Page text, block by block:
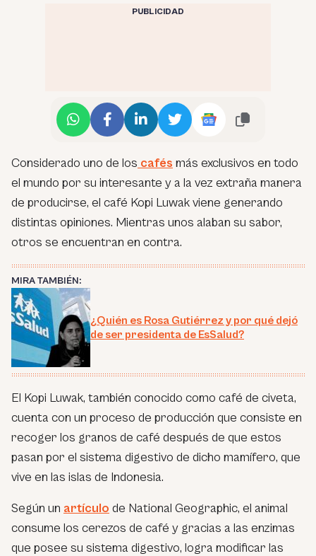
PUBLICIDAD
Considerado uno de los cafés más exclusivos en todo
el mundo por su interesante y a la vez extraña manera
de producirse, el café Kopi Luwak viene generando
distintas opiniones. Mientras unos alaban su sabor,
otros se encuentran en contra.
MIRA TAMBIÉN:
¿Quién es Rosa Gutiérrez y por qué dejó
de ser presidenta de EsSalud?
El Kopi Luwak, también conocido como café de civeta,
cuenta con un proceso de producción que consiste en
recoger los granos de café después de que estos
pasan por el sistema digestivo de dicho mamífero, que
vive en las islas de Indonesia.
Según un artículo de National Geographic, el animal
consume los cerezos de café y gracias a las enzimas
que posee su sistema digestivo, logra modificar las